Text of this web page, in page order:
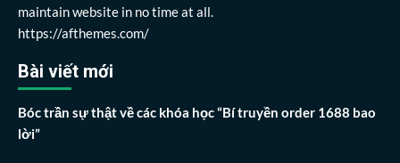
maintain website in no time at all.
https://afthemes.com/
Bài viết mới
Bóc trần sự thật về các khóa học “Bí truyền order 1688 bao
lời”